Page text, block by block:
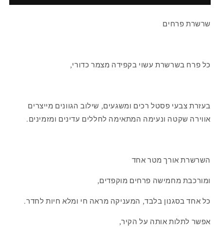
שרשרת פרחים
כל פרח בשרשרת עשוי בקפידה מצמר כדורי,
בעזרת צבעי פסטל רכים ומשגעים, שילוב הגוונים מייצרים
אווירה שקטה ונעימה המתאימה לחללים עדינים ומזמינים.
השרשרת אורך מטר אחד
ומורכבת מחמישה פרחים מוקפדים,
כל אחד בסגנון בלבד, המעניקה מראה חי ומלא חיות לחדר.
אפשר לתלות אותה על הקיר,